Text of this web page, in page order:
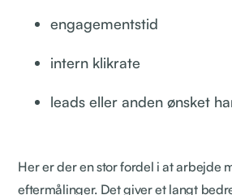
engagementstid
intern klikrate
leads eller anden ønsket
Her er der en stor fordel i at arbejde
eftermålinger. Det giver et langt